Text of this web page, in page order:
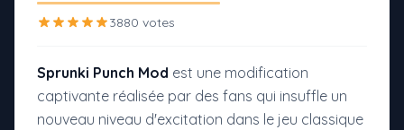
3880 votes
Sprunki Punch Mod est une modification
captivante réalisée par des fans qui insuffle un
nouveau niveau d'excitation dans le jeu classique